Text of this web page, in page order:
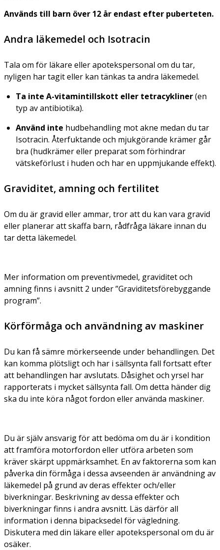
Används till barn över 12 år endast efter puberteten.
Andra läkemedel och Isotracin
Tala om för läkare eller apotekspersonal om du tar,
nyligen har tagit eller kan tänkas ta andra läkemedel.
Ta inte A-vitamintillskott eller tetracykliner(en
typ av antibiotika).
Använd inte hudbehandling mot akne medan du tar
Isotracin. Återfuktande och mjukgörande krämer går
bra (hudkrämer eller preparat som förhindrar
vätskeförlust i huden och har en uppmjukande effekt).
Graviditet, amning och fertilitet
Om du är gravid eller ammar, tror att du kan vara gravid
eller planerar att skaffa barn, rådfråga läkare innan du
tar detta läkemedel.
Mer information om preventivmedel, graviditet och
amning finns i avsnitt 2 under ”Graviditetsförebyggande
program”.
Körförmåga och användning av maskiner
Du kan få sämre mörkerseende under behandlingen. Det
kan komma plötsligt och har i sällsynta fall fortsatt efter
att behandlingen har avslutats. Dåsighet och yrsel har
rapporterats i mycket sällsynta fall. Om detta händer dig
ska du inte köra något fordon eller använda maskiner.
Du är själv ansvarig för att bedöma om du är i kondition
att framföra motorfordon eller utföra arbeten som
kräver skärpt uppmärksamhet. En av faktorerna som kan
påverka din förmåga i dessa avseenden är användning av
läkemedel på grund av deras effekter och/eller
biverkningar. Beskrivning av dessa effekter och
biverkningar finns i andra avsnitt. Läs därför all
information i denna bipacksedel för vägledning.
Diskutera med din läkare eller apotekspersonal om du är
osäker.